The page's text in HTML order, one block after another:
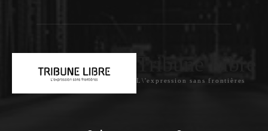
Tribune Libre
L\'expression sans frontières